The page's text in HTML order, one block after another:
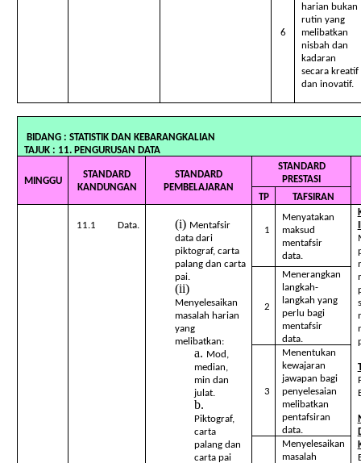
6
harian bukan
rutin yang
melibatkan
nisbah dan
kadaran
secara kreatif
dan inovatif.
BIDANG : STATISTIK DAN
TAJUK : 11. PENGURUSAN DATA
MINGGU
STANDARD
KANDUNGAN
STANDARD
PEMBELAJARAN
STANDARD
PRESTASI
TP
TAFSIRAN
11.1 Data.
Mentafsir
data dari
piktograf, carta
palang dan carta
pai.
Menyelesaikan
masalah harian
yang
melibatkan:
Mod,
median,
min dan
julat.
Piktograf,
carta
palang dan
carta pai
1
Menyatakan
maksud
mentafsir
data.
2
Menerangkan
langkah-
langkah yang
perlu bagi
mentafsir
data.
3
Menentukan
kewajaran
jawapan bagi
penyelesaian
melibatkan
pentafsiran
data.
Menyelesaikan
masalah